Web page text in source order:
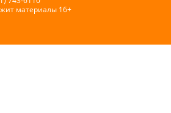
материалы 16+